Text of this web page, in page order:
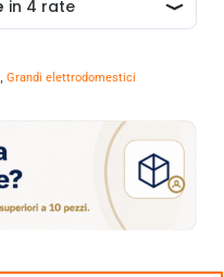
, Grandi elettrodomestici